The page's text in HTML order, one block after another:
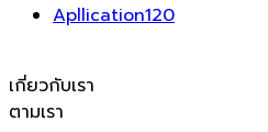
Apllication120
เกี่ยวกับเรา
ตามเรา